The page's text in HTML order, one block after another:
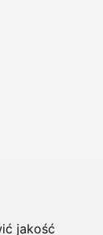
jakość